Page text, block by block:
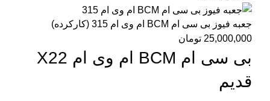
جعبه فیوز بی سی ام BCM ام وی ام 315 (کارکرده)
25,000,000 تومان
بی سی ام BCM ام وی ام X22
قدیم